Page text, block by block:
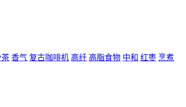
茶 香气 复古咖啡机 高纤 高脂食物 中和 红枣 烹煮